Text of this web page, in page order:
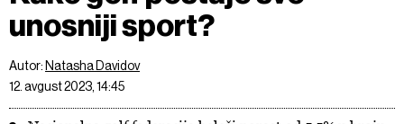
unosniji sport?
Autor: Natasha Davidov
12. avgust 2023, 14:45